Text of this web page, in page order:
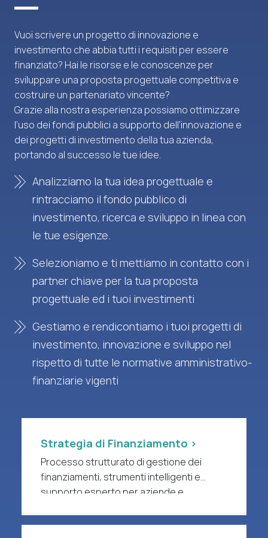
Vuoi scrivere un progetto di innovazione e
investimento che abbia tutti i requisiti per essere
finanziato? Hai le risorse e le conoscenze per
sviluppare una proposta progettuale competitiva e
costruire un partenariato vincente?
Grazie alla nostra esperienza possiamo ottimizzare
l’uso dei fondi pubblici a supporto dell’innovazione e
dei progetti di investimento della tua azienda,
portando al successo le tue idee.
Analizziamo la tua idea progettuale e
rintracciamo il fondo pubblico di
investimento, ricerca e sviluppo in linea con
le tue esigenze.
Selezioniamo e ti mettiamo in contatto con i
partner chiave per la tua proposta
progettuale ed i tuoi investimenti
Gestiamo e rendicontiamo i tuoi progetti di
investimento, innovazione e sviluppo nel
rispetto di tutte le normative amministrativo-
finanziarie vigenti
Strategia di Finanziamento >
Processo strutturato di gestione dei
finanziamenti, strumenti intelligenti e
supporto esperto per aziende e
di R&S